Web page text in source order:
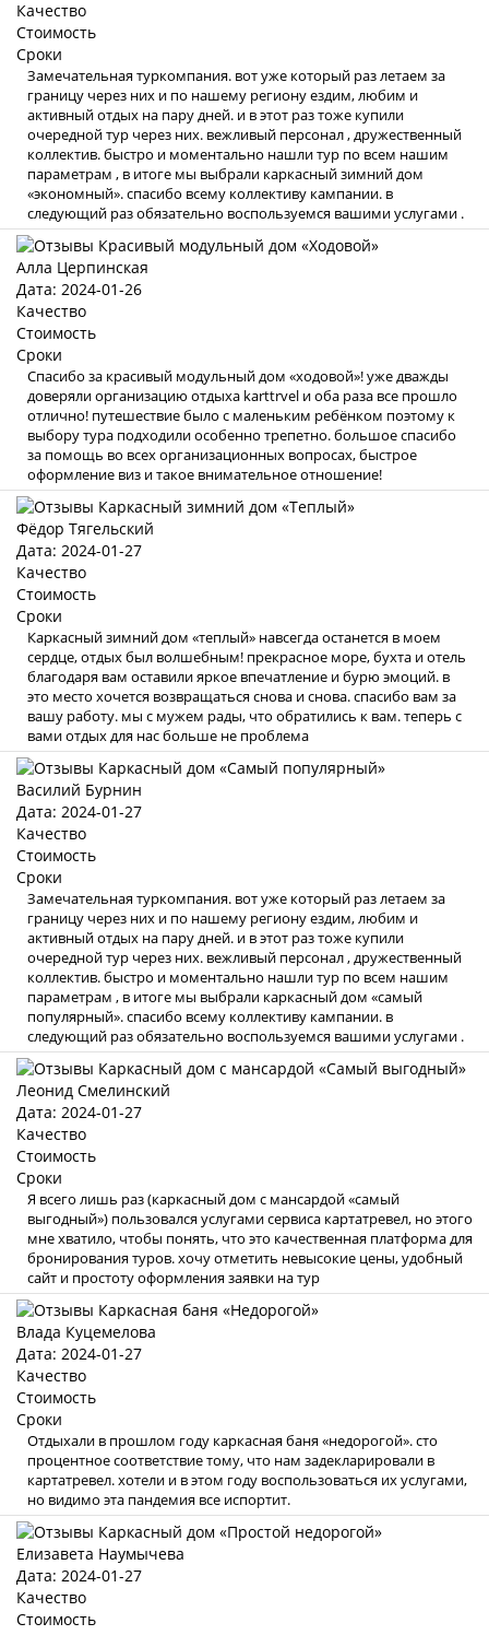
Качество
Стоимость
Сроки
Замечательная туркомпания. вот уже который раз летаем за
границу через них и по нашему региону ездим, любим и
активный отдых на пару дней. и в этот раз тоже купили
очередной тур через них. вежливый персонал , дружественный
коллектив. быстро и моментально нашли тур по всем нашим
параметрам , в итоге мы выбрали каркасный зимний дом
«экономный». спасибо всему коллективу кампании. в
следующий раз обязательно воспользуемся вашими услугами .
Алла Церпинская
Дата: 2024-01-26
Качество
Стоимость
Сроки
Спасибо за красивый модульный дом «ходовой»! уже дважды
доверяли организацию отдыха karttrvel и оба раза все прошло
отлично! путешествие было с маленьким ребёнком поэтому к
выбору тура подходили особенно трепетно. большое спасибо
за помощь во всех организационных вопросах, быстрое
оформление виз и такое внимательное отношение!
Фёдор Тягельский
Дата: 2024-01-27
Качество
Стоимость
Сроки
Каркасный зимний дом «теплый» навсегда останется в моем
сердце, отдых был волшебным! прекрасное море, бухта и отель
благодаря вам оставили яркое впечатление и бурю эмоций. в
это место хочется возвращаться снова и снова. спасибо вам за
вашу работу. мы с мужем рады, что обратились к вам. теперь с
вами отдых для нас больше не проблема
Василий Бурнин
Дата: 2024-01-27
Качество
Стоимость
Сроки
Замечательная туркомпания. вот уже который раз летаем за
границу через них и по нашему региону ездим, любим и
активный отдых на пару дней. и в этот раз тоже купили
очередной тур через них. вежливый персонал , дружественный
коллектив. быстро и моментально нашли тур по всем нашим
параметрам , в итоге мы выбрали каркасный дом «самый
популярный». спасибо всему коллективу кампании. в
следующий раз обязательно воспользуемся вашими услугами .
Леонид Смелинский
Дата: 2024-01-27
Качество
Стоимость
Сроки
Я всего лишь раз (каркасный дом с мансардой «самый
выгодный») пользовался услугами сервиса картатревел, но этого
мне хватило, чтобы понять, что это качественная платформа для
бронирования туров. хочу отметить невысокие цены, удобный
сайт и простоту оформления заявки на тур
Влада Куцемелова
Дата: 2024-01-27
Качество
Стоимость
Сроки
Отдыхали в прошлом году каркасная баня «недорогой». сто
процентное соответствие тому, что нам задекларировали в
картатревел. хотели и в этом году воспользоваться их услугами,
но видимо эта пандемия все испортит.
Елизавета Наумычева
Дата: 2024-01-27
Качество
Стоимость